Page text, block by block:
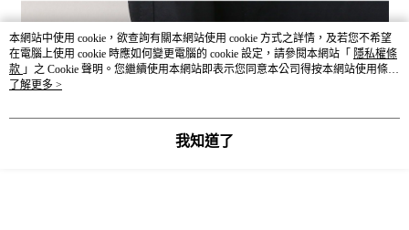
本網站中使用 cookie，欲查詢有關本網站使用 cookie 方式之詳情，及若您不希望
在電腦上使用 cookie 時應如何變更電腦的 cookie 設定，請參閱本網站「 隱私權條
款 」之 Cookie 聲明。您繼續使用本網站即表示您同意本公司得按本網站使用條款
之 Cookie 聲明使用 cookie。
了解更多 >
我知道了